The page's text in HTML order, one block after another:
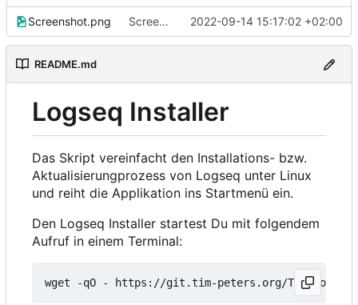
Screenshot.png Screenshot erneuert 2022-09-14 15:17:02 +02:00
README.md
Logseq Installer
Das Skript vereinfacht den Installations- bzw.
Aktualisierungprozess von Logseq unter Linux
und reiht die Applikation ins Startmenü ein.
Den Logseq Installer startest Du mit folgendem
Aufruf in einem Terminal:
wget -qO - https://git.tim-peters.org/Tim/